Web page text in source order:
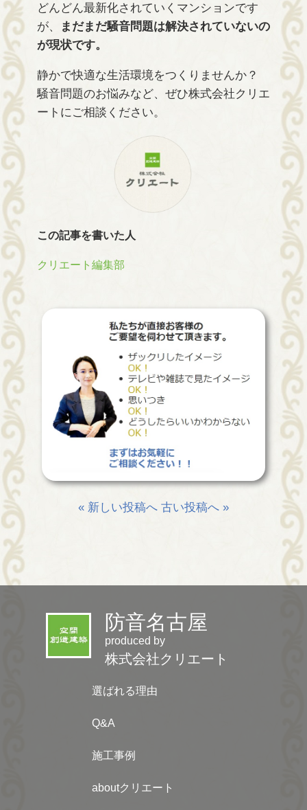
どんどん最新化されていくマンションです
が、
まだまだ騒音問題は解決されていないの
が現状です。
静かで快適な生活環境をつくりませんか？
騒音問題のお悩みなど、ぜひ株式会社クリエ
ートにご相談ください。
この記事を書いた人
クリエート編集部
« 新しい投稿へ 古い投稿へ »
防音名古屋
produced by
株式会社クリエート
選ばれる理由
Q&A
施工事例
aboutクリエート